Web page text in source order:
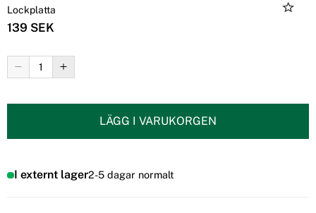
Lockplatta
139 SEK
LÄGG I VARUKORGEN
I externt lager2-5 dagar normalt